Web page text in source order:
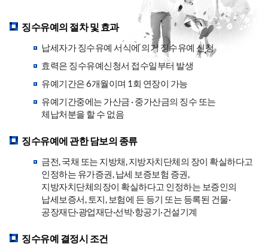
징수유예의 절차 및 효과
납세자가 징수유예 서식에 의거 징수유예 신청
효력은 징수유예신청서 접수일부터 발생
유예기간은 6개월이며 1회 연장이 가능
유예기간중에는 가산금 · 중가산금의 징수 또는
체납처분을 할 수 없음
징수유예에 관한 담보의 종류
금전, 국채 또는 지방채, 지방자치단체의 장이 확실하다고
인정하는 유가증권, 납세 보증보험 증권,
지방자치단체의장이 확실하다고 인정하는 보증인의
납세보증서, 토지, 보험에 든 등기 또는 등록된 건물·
공장재단·광업재단·선박·항공기·건설기계
징수유예 결정시 조건